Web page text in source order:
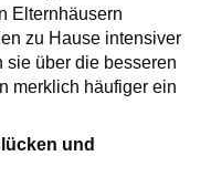
Elternhäusern
zu Hause intensiver
sie über die besseren
merklich häufiger ein
und